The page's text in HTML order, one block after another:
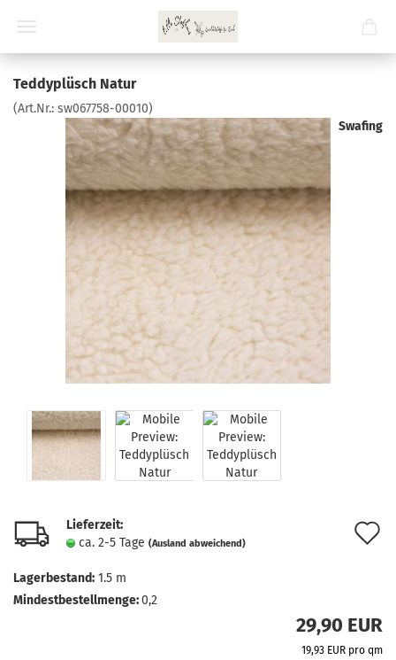
Teddyplüsch Natur
(Art.Nr.: sw067758-00010)
Swafing
Lieferzeit:
ca. 2-5 Tage (Ausland abweichend)
Lagerbestand: 1.5 m
Mindestbestellmenge:0,2
29,90 EUR
19,93 EUR pro qm